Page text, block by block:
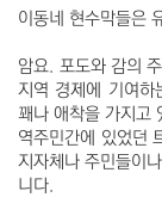
이동네 현수막들은
암요. 포도와 감의
지역 경제에 기여하
꽤나 애착을 가지고
역주민간에 있었던
지자체나 주민들이
니다.